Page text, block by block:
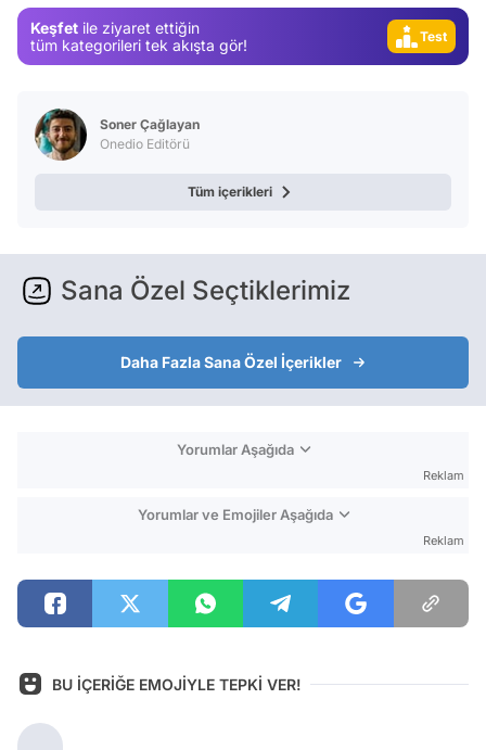
Keşfet ile ziyaret ettiğin
tüm kategorileri tek akışta gör!
Test
Soner Çağlayan
Onedio Editörü
Tüm içerikleri
Sana Özel Seçtiklerimiz
Daha Fazla Sana Özel İçerikler
Yorumlar Aşağıda
Reklam
Yorumlar ve Emojiler Aşağıda
Reklam
BU İÇERİĞE EMOJİYLE TEPKİ VER!